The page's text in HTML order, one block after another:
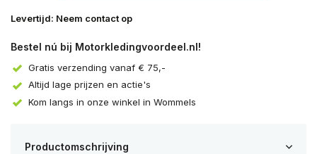
Levertijd: Neem contact op
Bestel nú bij Motorkledingvoordeel.nl!
Gratis verzending vanaf € 75,-
Altijd lage prijzen en actie's
Kom langs in onze winkel in Wommels
Productomschrijving